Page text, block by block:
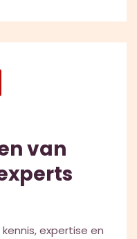
van
expertise en